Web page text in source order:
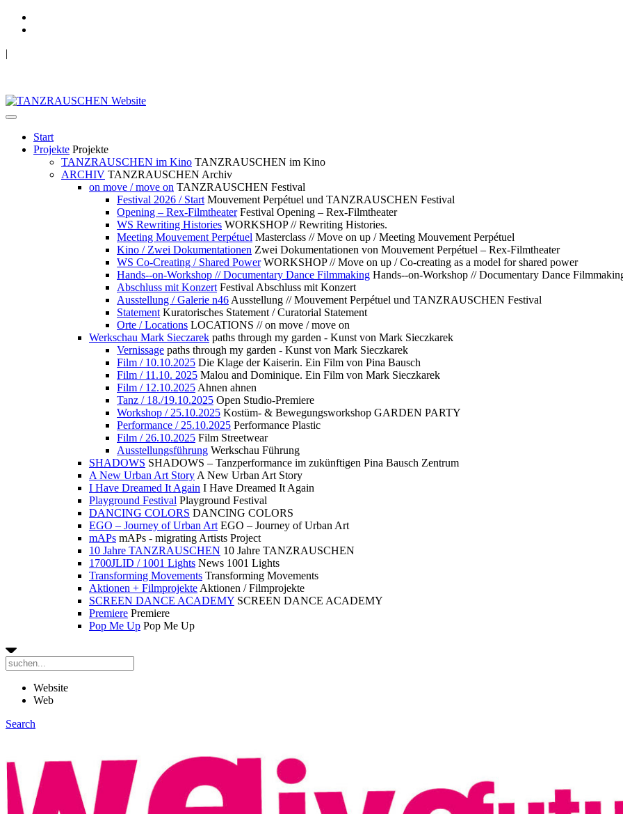
|
Start
Projekte Projekte
TANZRAUSCHEN im Kino TANZRAUSCHEN im Kino
ARCHIV TANZRAUSCHEN Archiv
on move / move on TANZRAUSCHEN Festival
Festival 2026 / Start Mouvement Perpétuel und TANZRAUSCHEN Festival
Opening – Rex-Filmtheater Festival Opening – Rex-Filmtheater
WS Rewriting Histories WORKSHOP // Rewriting Histories.
Meeting Mouvement Perpétuel Masterclass // Move on up / Meeting Mouvement Perpétuel
Kino / Zwei Dokumentationen Zwei Dokumentationen von Mouvement Perpétuel – Rex-Filmtheater
WS Co-Creating / Shared Power WORKSHOP // Move on up / Co-creating as a model for shared power
Hands--on-Workshop // Documentary Dance Filmmaking Hands--on-Workshop // Documentary Dance
Abschluss mit Konzert Festival Abschluss mit Konzert
Ausstellung / Galerie n46 Ausstellung // Mouvement Perpétuel und TANZRAUSCHEN Festival
Statement Kuratorisches Statement / Curatorial Statement
Orte / Locations LOCATIONS // on move / move on
Werkschau Mark Sieczarek paths through my garden - Kunst von Mark Sieczkarek
Vernissage paths through my garden - Kunst von Mark Sieczkarek
Film / 10.10.2025 Die Klage der Kaiserin. Ein Film von Pina Bausch
Film / 11.10. 2025 Malou and Dominique. Ein Film von Mark Sieczkarek
Film / 12.10.2025 Ahnen ahnen
Tanz / 18./19.10.2025 Open Studio-Premiere
Workshop / 25.10.2025 Kostüm- & Bewegungsworkshop GARDEN PARTY
Performance / 25.10.2025 Performance Plastic
Film / 26.10.2025 Film Streetwear
Ausstellungsführung Werkschau Führung
SHADOWS SHADOWS – Tanzperformance im zukünftigen Pina Bausch Zentrum
A New Urban Art Story A New Urban Art Story
I Have Dreamed It Again I Have Dreamed It Again
Playground Festival Playground Festival
DANCING COLORS DANCING COLORS
EGO – Journey of Urban Art EGO – Journey of Urban Art
mAPs mAPs - migrating Artists Project
10 Jahre TANZRAUSCHEN 10 Jahre TANZRAUSCHEN
1700JLID / 1001 Lights News 1001 Lights
Transforming Movements Transforming Movements
Aktionen + Filmprojekte Aktionen / Filmprojekte
SCREEN DANCE ACADEMY SCREEN DANCE ACADEMY
Premiere Premiere
Pop Me Up Pop Me Up
Website
Web
Search